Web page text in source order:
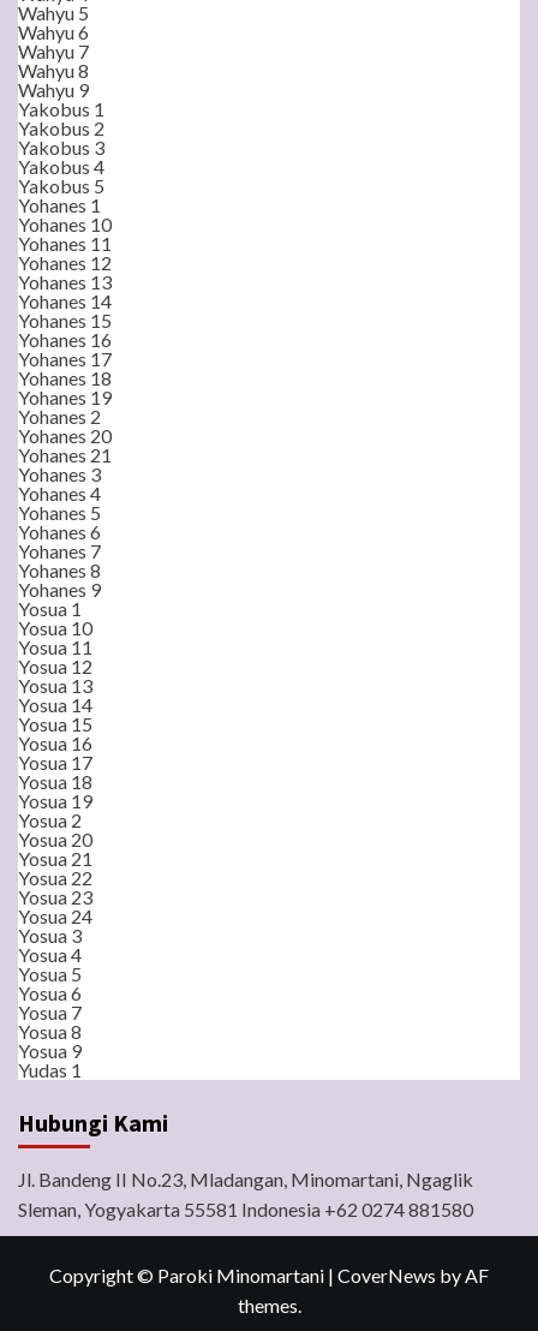
Wahyu 5
Wahyu 6
Wahyu 7
Wahyu 8
Wahyu 9
Yakobus 1
Yakobus 2
Yakobus 3
Yakobus 4
Yakobus 5
Yohanes 1
Yohanes 10
Yohanes 11
Yohanes 12
Yohanes 13
Yohanes 14
Yohanes 15
Yohanes 16
Yohanes 17
Yohanes 18
Yohanes 19
Yohanes 2
Yohanes 20
Yohanes 21
Yohanes 3
Yohanes 4
Yohanes 5
Yohanes 6
Yohanes 7
Yohanes 8
Yohanes 9
Yosua 1
Yosua 10
Yosua 11
Yosua 12
Yosua 13
Yosua 14
Yosua 15
Yosua 16
Yosua 17
Yosua 18
Yosua 19
Yosua 2
Yosua 20
Yosua 21
Yosua 22
Yosua 23
Yosua 24
Yosua 3
Yosua 4
Yosua 5
Yosua 6
Yosua 7
Yosua 8
Yosua 9
Yudas 1
Hubungi Kami
Jl. Bandeng II No.23, Mladangan, Minomartani, Ngaglik
Sleman, Yogyakarta 55581 Indonesia +62 0274 881580
Copyright © Paroki Minomartani | CoverNews by AF
themes.